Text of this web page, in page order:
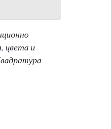
цвета и